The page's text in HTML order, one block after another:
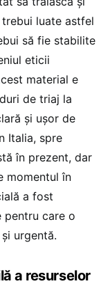
luate astfel
să fie stabilite
eticii
material e
de triaj la
și ușor de
Italia, spre
în prezent, dar
momentul în
a fost
pentru care o
urgentă.
a resurselor